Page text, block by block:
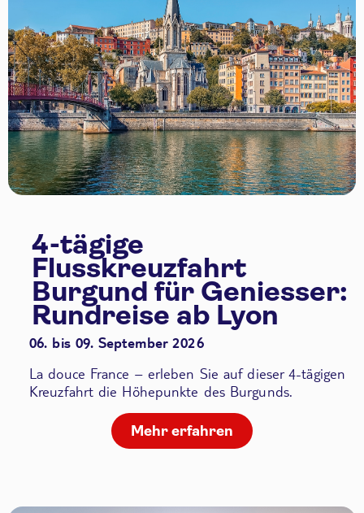
4-tägige
Flusskreuzfahrt
Burgund für Geniesser:
Rundreise ab Lyon
06. bis 09. September 2026
La douce France – erleben Sie auf dieser 4-tägigen
Kreuzfahrt die Höhepunkte des Burgunds.
Mehr erfahren